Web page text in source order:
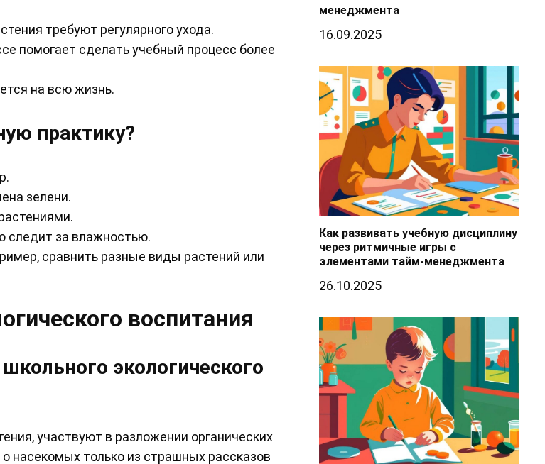
требуют регулярного ухода.
помогает сделать учебный процесс более
на всю жизнь.
практику?
зелени.
следит за влажностью.
сравнить разные виды растений или
воспитания
экологического
участвуют в разложении органических
насекомых только из страшных рассказов
менеджмента
16.09.2025
Как развивать учебную дисциплину
через ритмичные игры с
элементами тайм-менеджмента
26.10.2025